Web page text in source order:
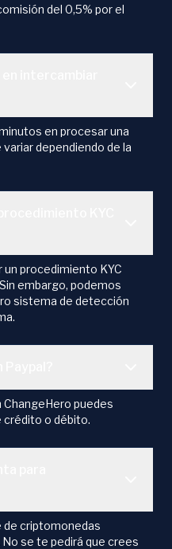
del 0,5% por el
en procesar una
dependiendo de la
procedimiento KYC
embargo, podemos
sistema de detección
ChangeHero puedes
crédito o débito.
de criptomonedas
se te pedirá que crees